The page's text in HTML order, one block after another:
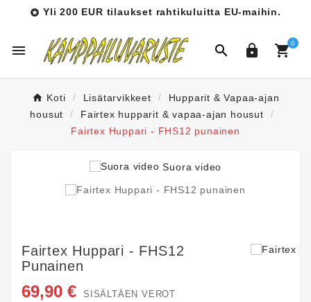
 Yli 200 EUR tilaukset rahtikuluitta EU-maihin.
   0
Koti Lisätarvikkeet
Hupparit & Vapaa-ajan
housut
Fairtex hupparit & vapaa-ajan housut
Fairtex Huppari - FHS12 punainen
Suora video
Fairtex Huppari - FHS12
Punainen
69,90 € SISÄLTÄEN VEROT